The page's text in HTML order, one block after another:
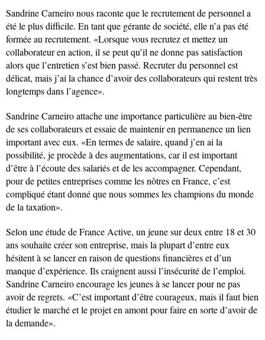
Sandrine Carneiro nous raconte que le recrutement de personnel a
été le plus difficile. En tant que gérante de société, elle n’a pas été
formée au recrutement. «Lorsque vous recrutez et mettez un
collaborateur en action, il se peut qu’il ne donne pas satisfaction
alors que l’entretien s’est bien passé. Recruter du personnel est
délicat, mais j’ai la chance d’avoir des collaborateurs qui restent très
longtemps dans l’agence».
Sandrine Carneiro attache une importance particulière au bien-être
de ses collaborateurs et essaie de maintenir en permanence un lien
important avec eux. «En termes de salaire, quand j’en ai la
possibilité, je procède à des augmentations, car il est important
d’être à l’écoute des salariés et de les accompagner. Cependant,
pour de petites entreprises comme les nôtres en France, c’est
compliqué étant donné que nous sommes les champions du monde
de la taxation».
Selon une étude de France Active, un jeune sur deux entre 18 et 30
ans souhaite créer son entreprise, mais la plupart d’entre eux
hésitent à se lancer en raison de questions financières et d’un
manque d’expérience. Ils craignent aussi l’insécurité de l’emploi.
Sandrine Carneiro encourage les jeunes à se lancer pour ne pas
avoir de regrets. «C’est important d’être courageux, mais il faut bien
étudier le marché et le projet en amont pour faire en sorte d’avoir de
la demande».